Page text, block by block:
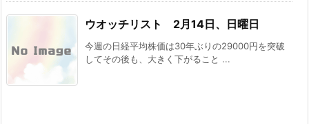
ウオッチリスト 2月14日、日曜日
今週の日経平均株価は30年ぶりの29000円を突破
してその後も、大きく下がること ...